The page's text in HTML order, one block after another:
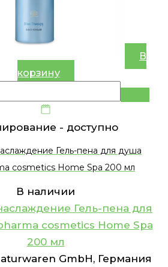
В
корзину
- доступно
Гель-пена для душа
cosmetics Home Spa 200 мл
В наличии
Гель-пена для
cosmetics Home Spa
200 мл
GmbH, Германия